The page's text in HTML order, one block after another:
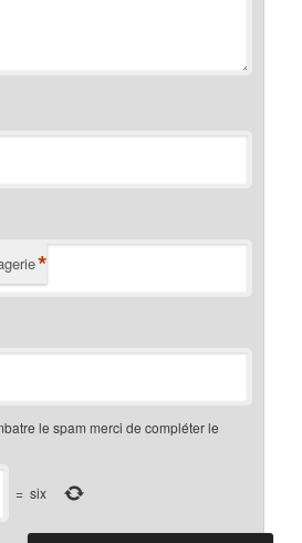
*
le spam merci de compléter le
= six